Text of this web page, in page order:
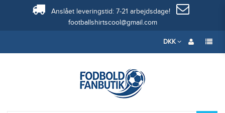
Anslået leveringstid: 7-21 arbejdsdage!
footballshirtscool@gmail.com
DKK